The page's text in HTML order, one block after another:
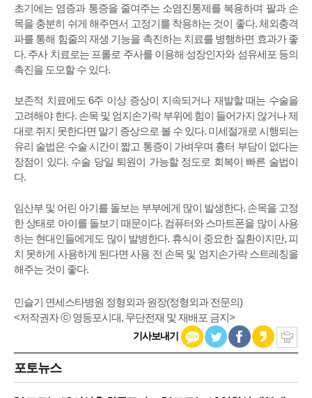
초기에는 염증과 통증을 줄여주는 소염진통제를 복용하며 팔과 손
목을 충분히 쉬게 해주면서 고정기를 착용하는 것이 좋다. 체외충격
파를 통해 힘줄의 재생 기능을 촉진하는 치료를 병행하면 효과가 좋
다. 주사 치료로는 프롤로 주사를 이용해 성장인자와 섬유세포 등의
촉진을 도모할 수 있다.
보존적 치료에도 6주 이상 증상이 지속되거나 재발할 때는 수술을
고려해야 한다. 손목 및 엄지손가락 부위에 힘이 들어가지 않거나 제
대로 쥐지 못한다면 말기 증상으로 볼 수 있다. 미세절개로 시행되는
유리 술법은 수술 시간이 짧고 통증이 가벼우며 흉터 부담이 없다는
장점이 있다. 수술 당일 퇴원이 가능할 정도로 회복이 빠른 술법이
다.
임산부 및 어린 아기를 돌보는 부부에게 많이 발생한다. 손목을 고정
한 상태로 아이를 돌보기 때문이다. 컴퓨터와 스마트폰을 많이 사용
하는 현대인들에게도 많이 발병한다. 휴식이 중요한 질환이지만, 피
치 못하게 사용하게 된다면 사용 전 손목 및 엄지손가락 스트레칭을
해주는 것이 좋다.
민슬기 연세스타병원 정형외과 원장(정형외과 전문의)
<저작권자 ⓒ 영등포시대, 무단전재 및 재배포 금지>
기사보내기
포토뉴스